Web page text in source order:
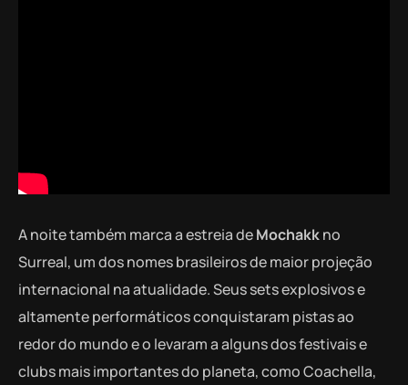
A noite também marca a estreia deMochakkno
Surreal, um dos nomes brasileiros de maior projeção
internacional na atualidade. Seus sets explosivos e
altamente performáticos conquistaram pistas ao
redor do mundo e o levaram a alguns dos festivais e
clubs mais importantes do planeta, como Coachella,